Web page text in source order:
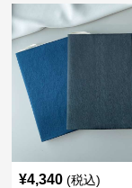
¥4,340 (税込)